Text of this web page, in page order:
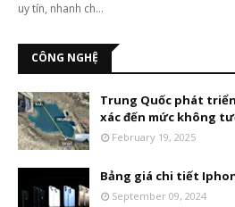
uy tín, nhanh ch…
CÔNG NGHỆ
Trung Quốc phát
xác đến mức không
February 19, 2025
Bảng giá chi tiết
September 09, 2024